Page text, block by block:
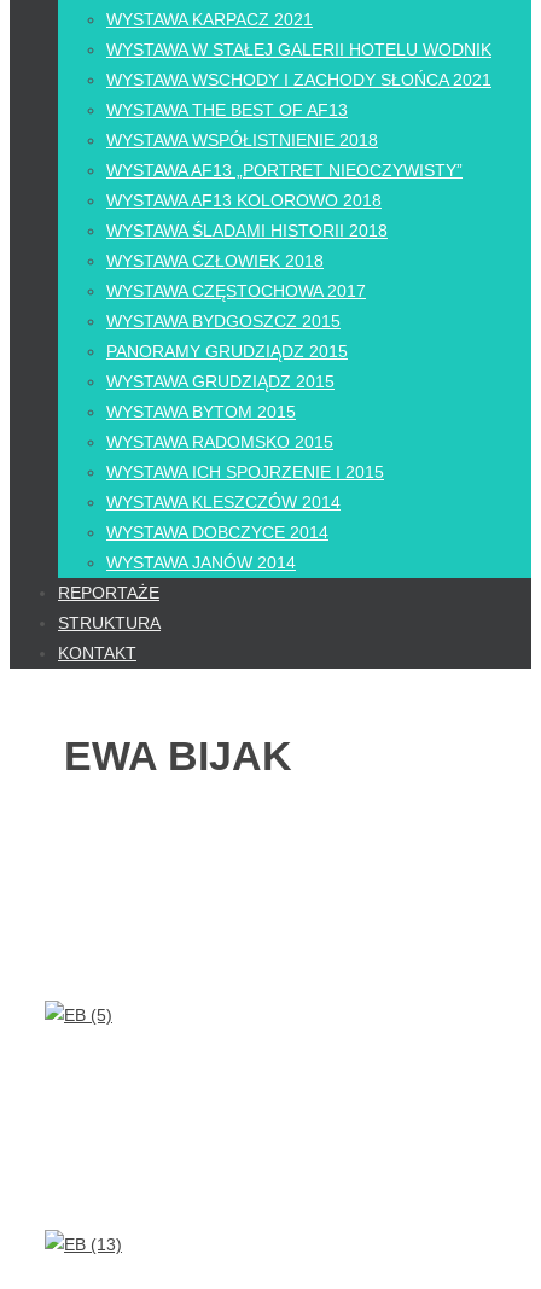
WYSTAWA KARPACZ 2021
WYSTAWA W STAŁEJ GALERII HOTELU WODNIK
WYSTAWA WSCHODY I ZACHODY SŁOŃCA 2021
WYSTAWA THE BEST OF AF13
WYSTAWA WSPÓŁISTNIENIE 2018
WYSTAWA AF13 „PORTRET NIEOCZYWISTY”
WYSTAWA AF13 KOLOROWO 2018
WYSTAWA ŚLADAMI HISTORII 2018
WYSTAWA CZŁOWIEK 2018
WYSTAWA CZĘSTOCHOWA 2017
WYSTAWA BYDGOSZCZ 2015
PANORAMY GRUDZIĄDZ 2015
WYSTAWA GRUDZIĄDZ 2015
WYSTAWA BYTOM 2015
WYSTAWA RADOMSKO 2015
WYSTAWA ICH SPOJRZENIE I 2015
WYSTAWA KLESZCZÓW 2014
WYSTAWA DOBCZYCE 2014
WYSTAWA JANÓW 2014
REPORTAŻE
STRUKTURA
KONTAKT
EWA BIJAK